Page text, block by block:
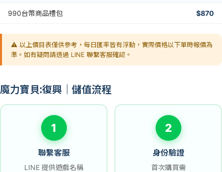
990台幣商品禮包 $870
⚠️ 以上價目表僅供參考，每日匯率皆有浮動，實際價格以下單時報價為
準。如有疑問請透過 LINE 聯繫客服確認。
魔力寶貝:復興｜儲值流程
1
聯繫客服
LINE 提供遊戲名稱
2
身份驗證
首次購買需